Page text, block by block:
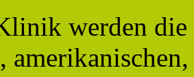
werden